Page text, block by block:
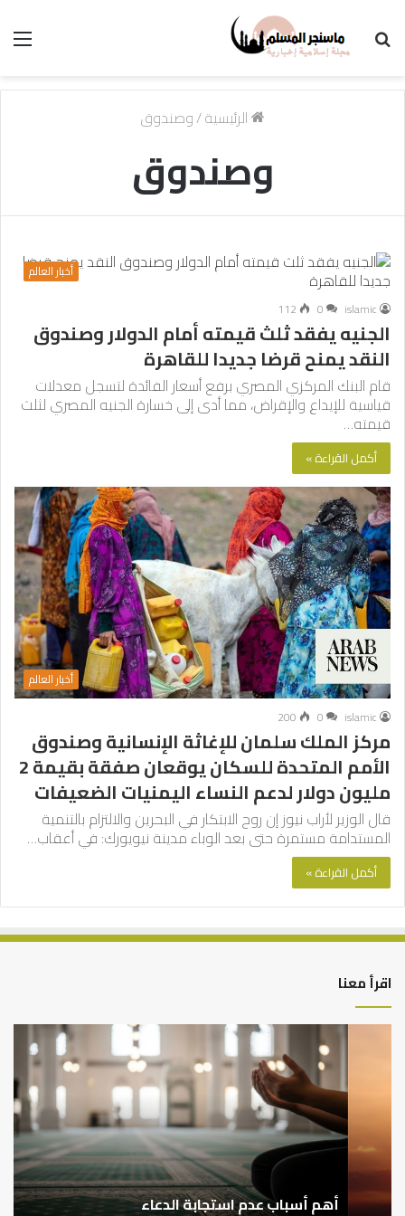
الرئيسية/وصندوق
وصندوق
أخبار العالم
islamic
0
112
الجنيه يفقد ثلث قيمته أمام الدولار وصندوق
النقد يمنح قرضا جديدا للقاهرة
قام البنك المركزي المصري برفع أسعار الفائدة لتسجل معدلات
قياسية للإيداع والإقراض، مما أدى إلى خسارة الجنيه المصري لثلث
قيمته…
أكمل القراءة »
أخبار العالم
islamic
0
200
مركز الملك سلمان للإغاثة الإنسانية وصندوق
الأمم المتحدة للسكان يوقعان صفقة بقيمة 2
مليون دولار لدعم النساء اليمنيات الضعيفات
قال الوزير لأراب نيوز إن روح الابتكار في البحرين والالتزام بالتنمية
المستدامة مستمرة حتى بعد الوباء مدينة نيويورك: في أعقاب…
أكمل القراءة »
اقرأ معنا
أهم
الدعاء
أهم أسباب عدم استجابة الدعاء
بن